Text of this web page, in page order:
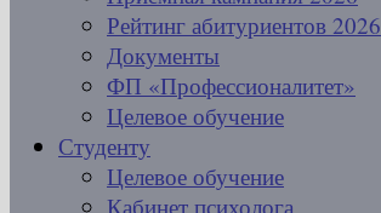
Рейтинг абитуриентов 2026
Документы
ФП «Профессионалитет»
Целевое обучение
Студенту
Целевое обучение
Кабинет психолога